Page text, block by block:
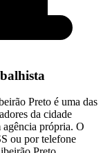
Preto é uma das
da cidade
agência própria. O
ou por telefone